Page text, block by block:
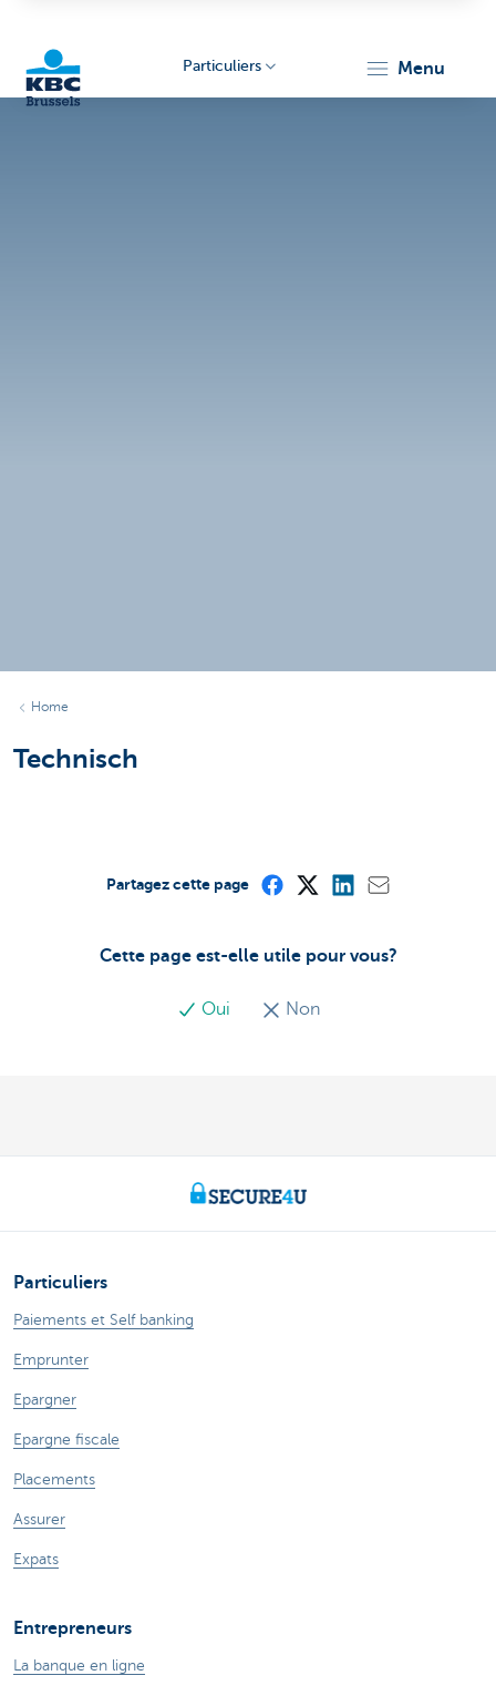
Particuliers menu
Home
Technisch
Cette page est-elle utile pour vous?
Oui Non
Partagez cette page
Particuliers
Paiements et Self banking
Emprunter
Epargner
Epargne fiscale
Placements
Assurer
Expats
Entrepreneurs
La banque en ligne